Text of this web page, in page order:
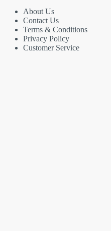
About Us
Contact Us
Terms & Conditions
Privacy Policy
Customer Service